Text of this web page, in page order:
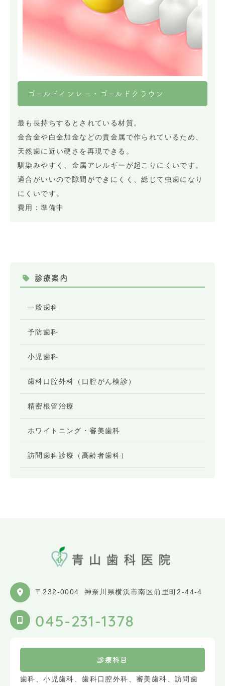
ゴールドインレー・ゴールドクラウン
最も長持ちするとされている材質。
金合金や白金加金などの貴金属で作られているため、
天然歯に近い硬さを再現できる。
馴染みやすく、金属アレルギーが起こりにくいです。
適合がいいので隙間ができにくく、総じて虫歯になり
にくいです。
費用：準備中
診療案内
一般歯科
予防歯科
小児歯科
歯科口腔外科（口腔がん検診）
精密根管治療
ホワイトニング・審美歯科
訪問歯科診療（高齢者歯科）
〒232-0004 神奈川県横浜市南区前里町2-44-4
045-231-1378
診療科目
歯科、小児歯科、歯科口腔外科、審美歯科、訪問歯